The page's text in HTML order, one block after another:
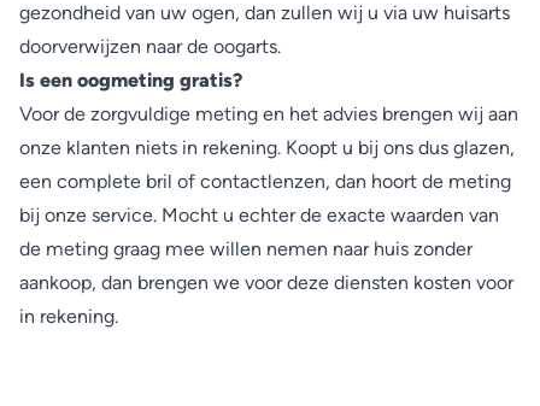
gezondheid van uw ogen, dan zullen wij u via uw huisarts
doorverwijzen naar de oogarts.
Is een oogmeting gratis?
Voor de zorgvuldige meting en het advies brengen wij aan
onze klanten niets in rekening. Koopt u bij ons dus glazen,
een complete bril of contactlenzen, dan hoort de meting
bij onze service. Mocht u echter de exacte waarden van
de meting graag mee willen nemen naar huis zonder
aankoop, dan brengen we voor deze diensten kosten voor
in rekening.